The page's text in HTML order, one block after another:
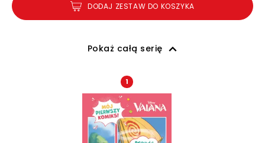
DODAJ ZESTAW DO KOSZYKA
Pokaż całą serię
1